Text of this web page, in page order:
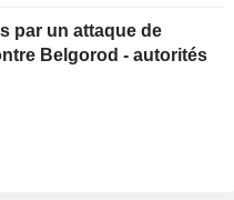
par un attaque de
Belgorod - autorités